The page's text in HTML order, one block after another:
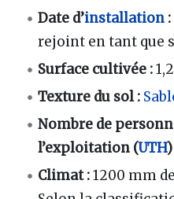
Date d’installation :
rejoint en tant que
Surface cultivée :
Texture du sol :
Nombre de
l’exploitation (UTH)
Climat :1200 mm